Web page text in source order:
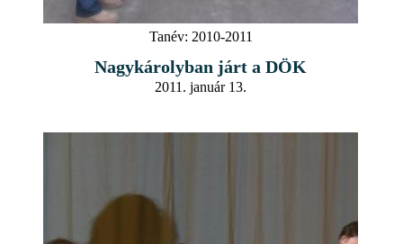
Tanév: 2010-2011
Nagykárolyban járt a DÖK
2011. január 13.